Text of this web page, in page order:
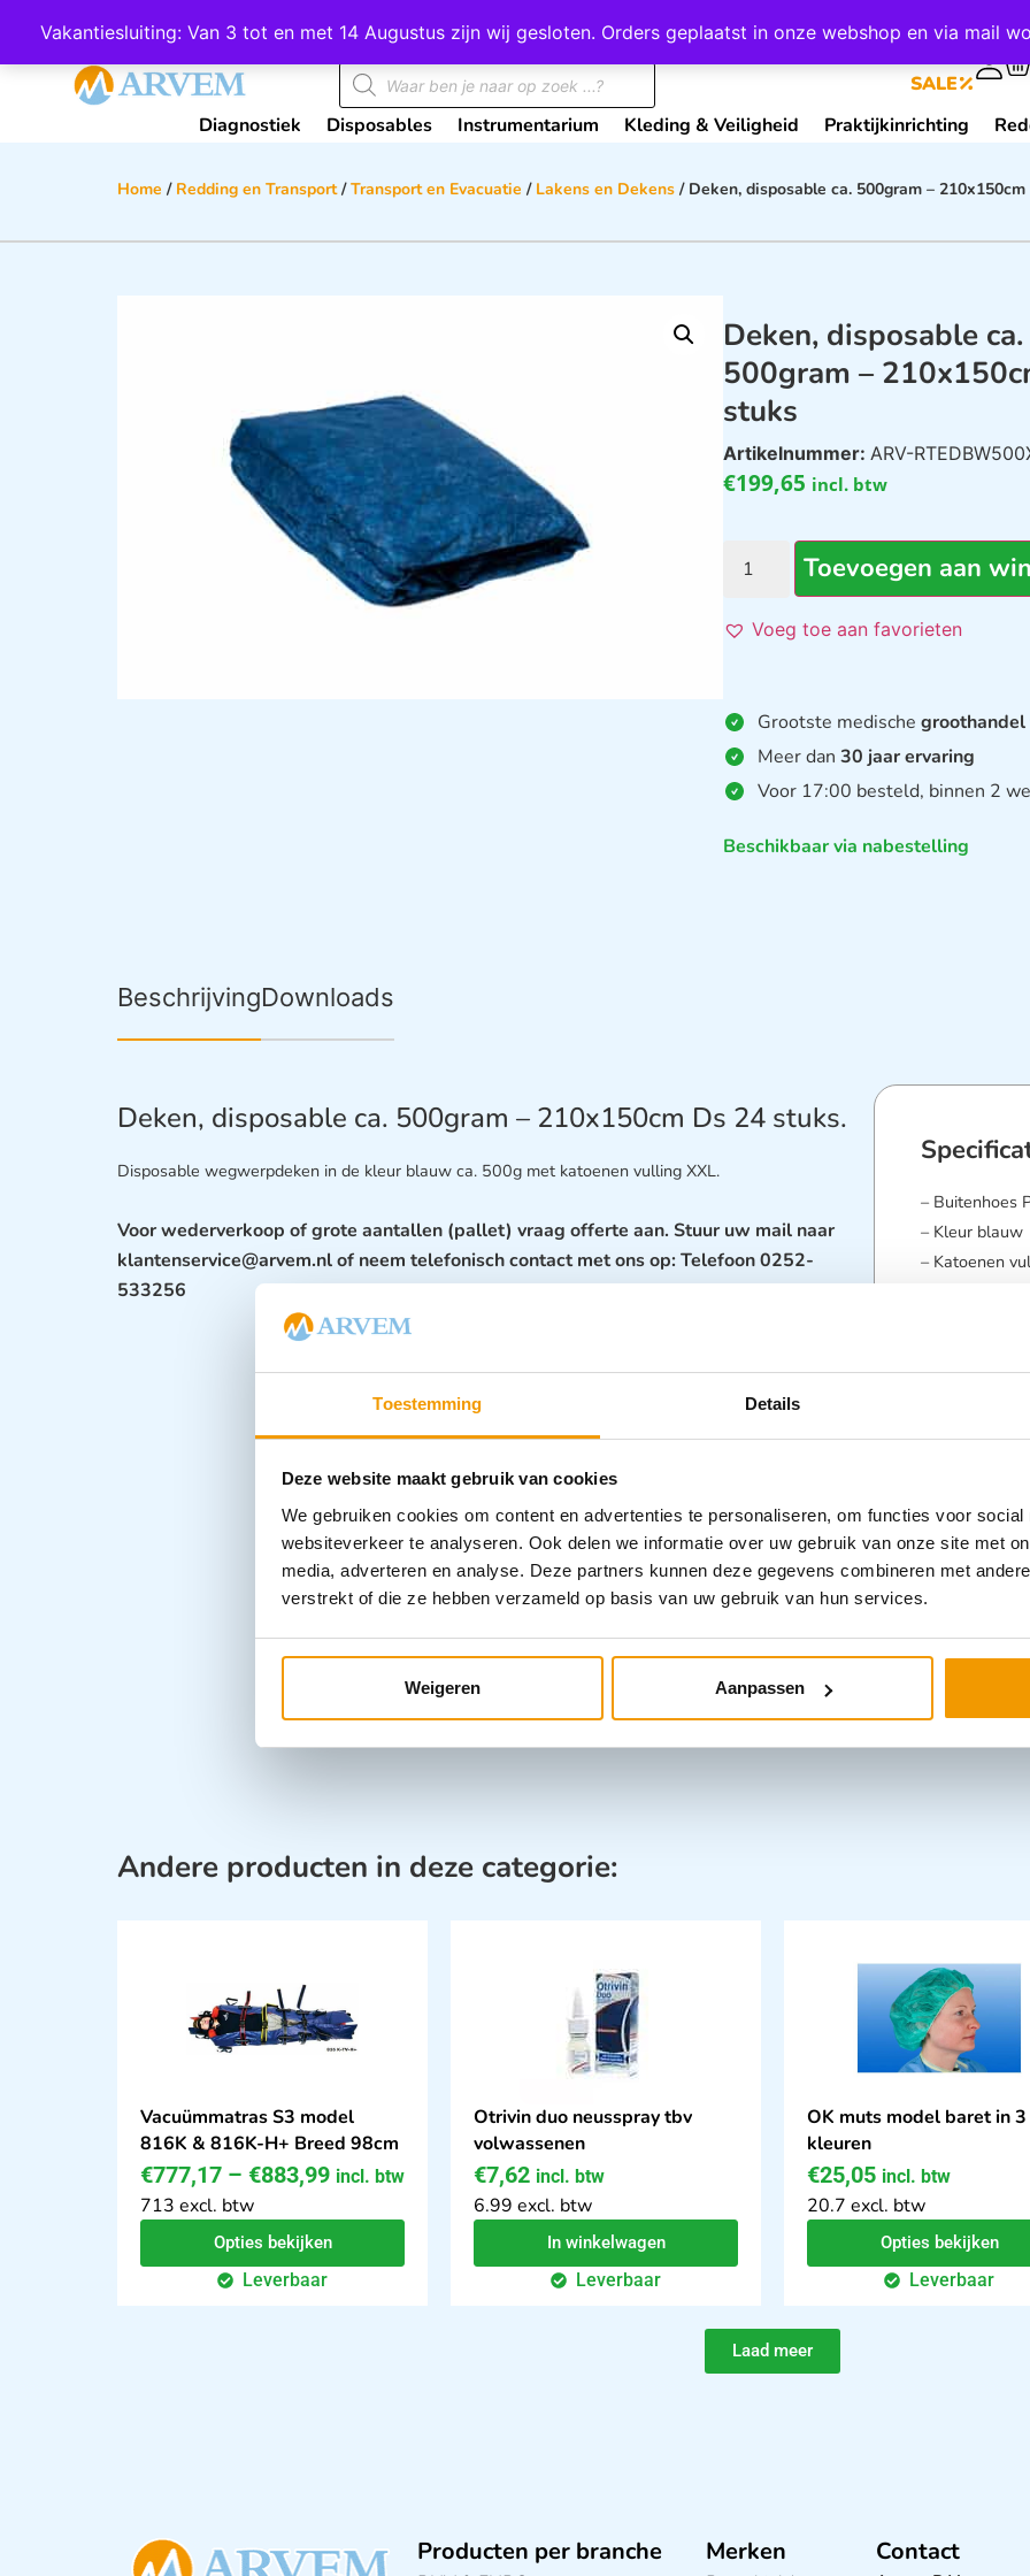
Toestemming Details
Deze website maakt gebruik van cookies
We gebruiken cookies om content en advertenties te personaliseren, om functies voor social
websiteverkeer te analyseren. Ook delen we informatie over uw gebruik van onze site met
media, adverteren en analyse. Deze partners kunnen deze gegevens combineren met
verstrekt of die ze hebben verzameld op basis van uw gebruik van hun services.
Weigeren Aanpassen
Vakantiesluiting: Van 3 tot en met 14 Augustus zijn wij gesloten. Orders geplaatst in onze webshop en via mail
Wij scoren een 4,8 op Google
SALE
Diagnostiek Disposables Instrumentarium Kleding & Veiligheid Praktijkinrichting
Home / Redding en Transport/Transport en Evacuatie / Lakens en Dekens / Deken, disposable ca. 500gram –
Deken, disposable ca.
500gram –
stuks
Artikelnummer:ARV-
€199,65 incl. btw
Toevoegen aan
Voeg toe aan favorieten
Grootste medischegroothandel
Meer dan30 jaar ervaring
Voor 17:00 besteld, binnen 2
Beschikbaar via nabestelling
BeschrijvingDownloads
Deken, disposable ca. 500gram – 210x150cm Ds 24 stuks.
Disposable wegwerpdeken in de kleur blauw ca. 500g met katoenen vulling XXL.
Voor wederverkoop of grote aantallen (pallet) vraag offerte aan. Stuur uw mail naar
klantenservice@arvem.nl of neem telefonisch contactmet ons op: Telefoon 0252-
533256
– Buitenhoes
– Kleur blauw
– Katoenen
– Individueel
Thermische
en Dekens
Producten,
Andere producten in deze categorie:
Vacuümmatras S3 model
816K & 816K-H+ Breed 98cm
€777,17 – €883,99 incl. btw
713 excl. btw
Opties bekijken
Leverbaar
Otrivin duo neusspray tbv
volwassenen
€7,62 incl. btw
6.99 excl. btw
In winkelwagen
Leverbaar
OK muts model baret in 3
kleuren
€25,05 incl. btw
20.7 excl. btw
Opties bekijken
Leverbaar
Laad meer
Producten per branche Merken Contact